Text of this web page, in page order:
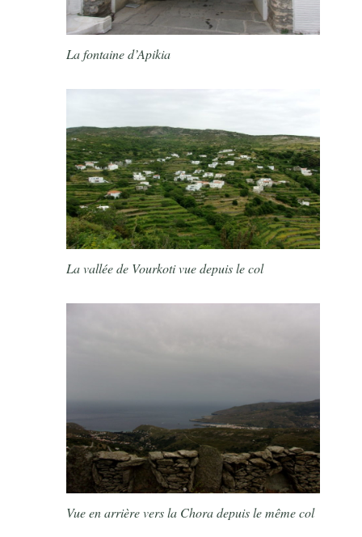
La fontaine d’Apikia
La vallée de Vourkoti vue depuis le col
Vue en arrière vers la Chora depuis le même col